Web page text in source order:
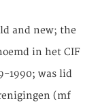
and new; the
in het CIF
1990; was lid
(mf